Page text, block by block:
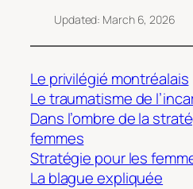
Updated: March 6, 2026
Le privilégié montréalais
Le traumatisme de
Dans l’ombre de la
femmes
Stratégie pour les
La blague expliquée